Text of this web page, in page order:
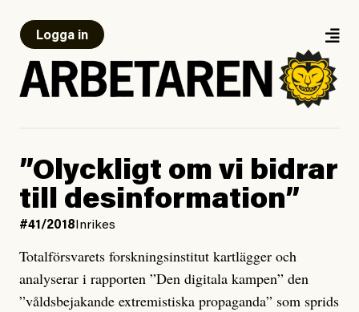
Logga in
”Olyckligt om vi bidrar
till desinformation”
#41/2018Inrikes
Totalförsvarets forskningsinstitut kartlägger och
analyserar i rapporten ”Den digitala kampen” den
”våldsbejakande extremistiska propaganda” som sprids